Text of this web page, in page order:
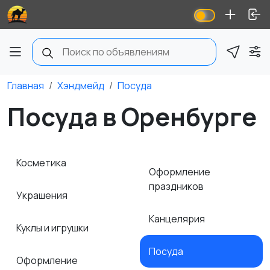
Главная Хэндмейд Посуда
Посуда в Оренбурге
Косметика
Украшения
Куклы и игрушки
Оформление
Оформление
праздников
Канцелярия
Посуда